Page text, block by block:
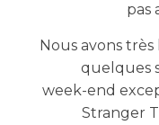
pas
Nous avons
quelques
week-end
Stranger